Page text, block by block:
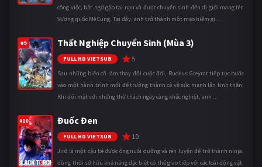
công việc, bất ngờ gặp tai nạn và được chuyển sinh đến dị giới mang tên
Vương quốc Mê Cung. Tại đây, anh trở thành một mạo hiểm gi ...
#9 Thất Nghiệp Chuyển Sinh (Mùa 3)
FULL HD VIETSUB 5
Sau những biến cố làm thay đổi cuộc đời, Rudeus Greyrat tiếp tục bước
vào một hành trình mới để trưởng thành cả về sức mạnh lẫn tinh thần.
Khi đối mặt với những thử thách ngày càng khắc nghiệt, anh ...
#10 Đuốc Đen
FULL HD VIETSUB 10
Jirô là một cậu bé được ông nuôi dưỡng và rèn luyện để trở thành ninja,
đồng thời sở hữu khả năng đặc biệt có thể giao tiếp với các loài động vật.